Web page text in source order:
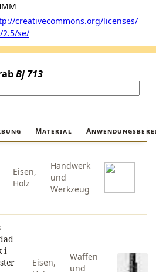
creativecommons.org/licenses/
2.5/se/
Bj 713
Material
Eisen,
Holz
Handwerk
und
Werkzeug
i
Eisen,
Waffen
und